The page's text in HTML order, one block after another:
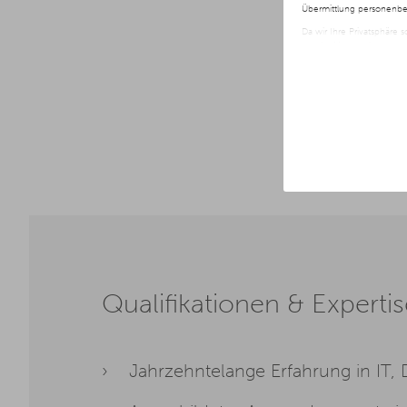
Übermittlung
Da wir Ihre Privatsphäre
jederzeit später
Qualifikationen &
Jahrzehntelange Erfahrung in IT,